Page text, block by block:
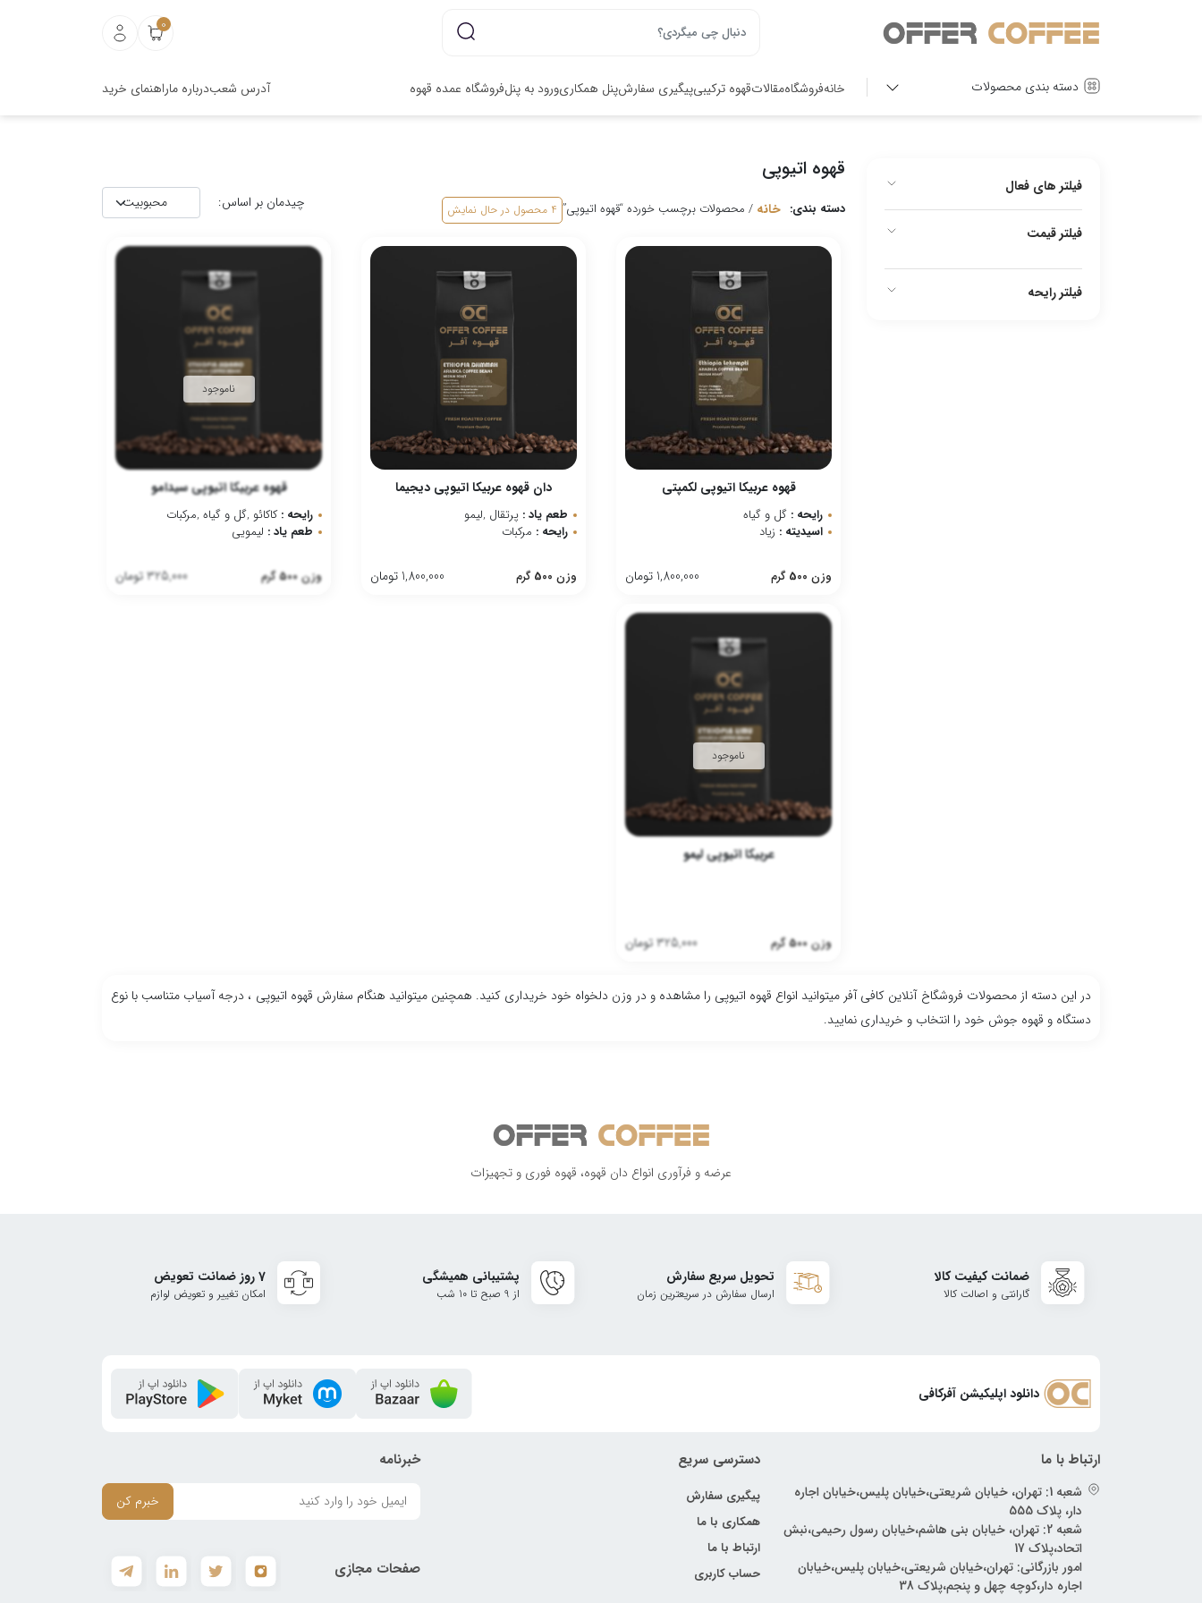
0
دسته بندی محصولات خانهفروشگاهمقالاتقهوه ترکیبیپیگیری سفارشپنل همکاریورود به پنلفروشگاه عمده قهوه آدرس شعبدرباره ماراهنمای خرید
فیلتر های فعال
فیلتر قیمت
فیلتر رایحه
قهوه اتیوپی
خانه / محصولات برچسب خورده “قهوه اتیوپی” 4 محصول در حال نمایش
قهوه عربیکا اتیوپی لکمپتی
رایحه : گل و گیاه
اسیدیته : زیاد
وزن 500گرم 1,800,000 تومان
دان قهوه عربیکا اتیوپی دیجیما
طعم یاد : پرتقال ,لیمو
رایحه : مرکبات
وزن 500گرم 1,800,000 تومان
قهوه عربیکا اتیوپی سیدامو
رایحه : کاکائو ,گل و گیاه ,مرکبات
طعم یاد : لیمویی
وزن500گرم 325,000تومان
عربیکا اتیوپی لیمو
وزن500گرم 325,000تومان
در این دسته از محصولات فروشگاخ آنلاین کافی آفر میتوانید انواع قهوه اتیوپی را مشاهده و در وزن دلخواه خود خریداری کنید. همچنین میتوانید هنگام سفارش قهوه اتیوپی ، درجه آسیاب متناسب با نوع
دستگاه و قهوه جوش خود را انتخاب و خریداری نمایید.
عرضه و فرآوری انواع دان قهوه، قهوه فوری و تجهیزات
ضمانت کیفیت کالا
گارانتی و اصالت کالا
تحویل سریع سفارش
ارسال سفارش در سریعترین زمان
پشتیبانی همیشگی
از 9 صبح تا 10 شب
7 روز ضمانت تعویض
امکان تغییر و تعویض لوازم
دانلود اپلیکیشن آفرکافی
ارتباط با ما
شعبه 1: تهران، خیابان شریعتی،خیابان پلیس،خیابان اجاره
دار، پلاک 555
شعبه 2: تهران، خیابان بنی هاشم،خیابان رسول رحیمی،نبش
اتحاد،پلاک 17
امور بازرگانی: تهران،خیابان شریعتی،خیابان پلیس،خیابان
اجاره دار،کوچه چهل و پنجم،پلاک 38
دسترسی سریع
پیگیری سفارش
همکاری با ما
ارتباط با ما
حساب کاربری
خبرنامه
خبرم کن
صفحات مجازی